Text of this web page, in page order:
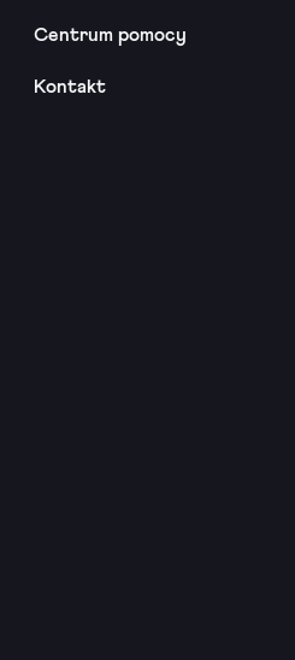
Centrum pomocy
Kontakt